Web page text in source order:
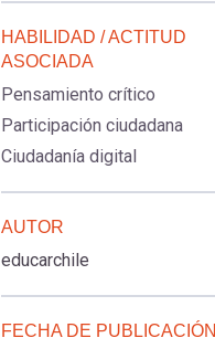
HABILIDAD / ACTITUD
ASOCIADA
Pensamiento crítico
Participación ciudadana
Ciudadanía digital
AUTOR
educarchile
FECHA DE PUBLICACIÓN